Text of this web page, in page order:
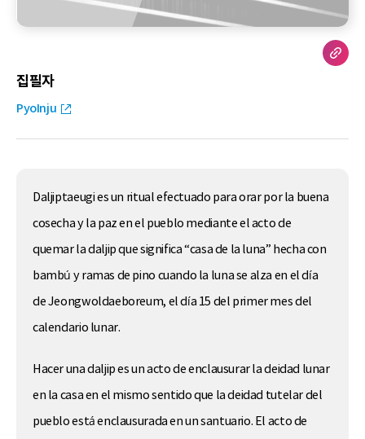
집필자
PyoInju
Daljiptaeugi es un ritual efectuado para orar por la buena
cosecha y la paz en el pueblo mediante el acto de
quemar la daljip que significa “casa de la luna” hecha con
bambú y ramas de pino cuando la luna se alza en el día
de Jeongwoldaeboreum, el día 15 del primer mes del
calendario lunar.
Hacer una daljip es un acto de enclausurar la deidad lunar
en la casa en el mismo sentido que la deidad tutelar del
pueblo está enclausurada en un santuario. El acto de